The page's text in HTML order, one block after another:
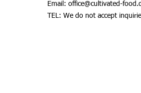
Email: office@cultivated-
TEL: We do not accept